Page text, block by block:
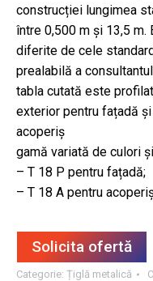
construcției lungimea
între 0,500 m și 13,5 m.
diferite de cele
prealabilă a
tabla cutată este
exterior pentru fațadă
acoperiș
gamă variată de culori
– T 18 P pentru fațadă;
– T 18 A pentru
Solicita ofertă
Categorie: Țiglă metalică